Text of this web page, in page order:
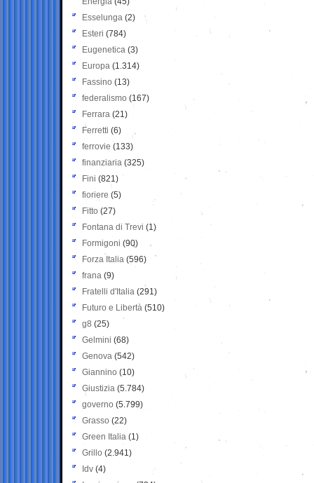
Esselunga (2)
Esteri (784)
Eugenetica (3)
Europa (1.314)
Fassino (13)
federalismo (167)
Ferrara (21)
Ferretti (6)
ferrovie (133)
finanziaria (325)
Fini (821)
fioriere (5)
Fitto (27)
Fontana di Trevi (1)
Formigoni (90)
Forza Italia (596)
frana (9)
Fratelli d'Italia (291)
Futuro e Libertà (510)
g8 (25)
Gelmini (68)
Genova (542)
Giannino (10)
Giustizia (5.784)
governo (5.799)
Grasso (22)
Green Italia (1)
Grillo (2.941)
Idv (4)